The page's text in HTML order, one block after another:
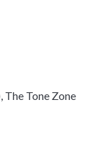
Tone Zone